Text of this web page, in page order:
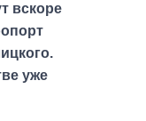
вскоре
уже